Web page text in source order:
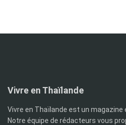
Vivre en Thaïlande
Vivre en Thaïlande est un magazine
Notre équipe de rédacteurs vous